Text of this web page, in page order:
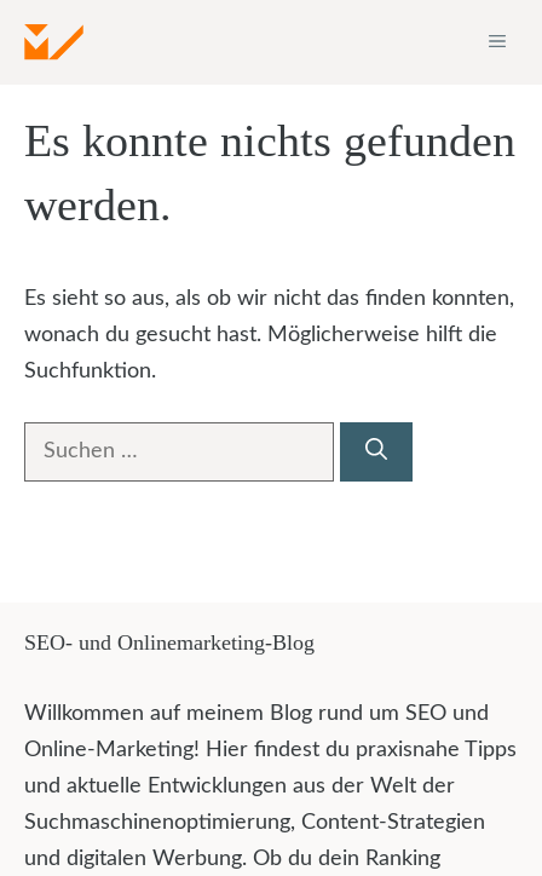
Inhalt
Es konnte nichts gefunden
werden.
Es sieht so aus, als ob wir nicht das finden konnten,
wonach du gesucht hast. Möglicherweise hilft die
Suchfunktion.
Suche
nach:
SEO- und Onlinemarketing-Blog
Willkommen auf meinem Blog rund um SEO und
Online-Marketing! Hier findest du praxisnahe Tipps
und aktuelle Entwicklungen aus der Welt der
Suchmaschinenoptimierung, Content-Strategien
und digitalen Werbung. Ob du dein Ranking